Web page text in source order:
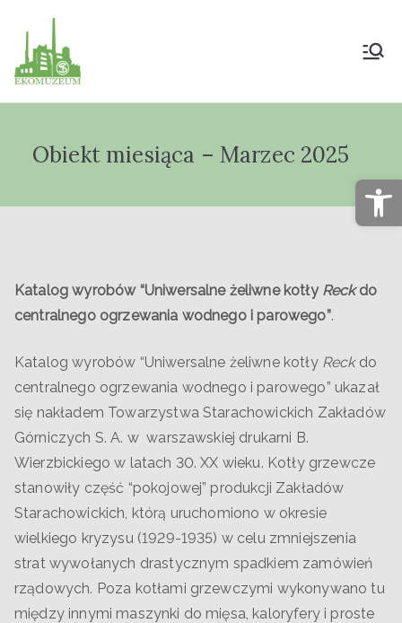
Muzeum Przyrody
"Ekomuzeum" im.
Jana Pazdura
Obiekt miesiąca – Marzec 2025
Katalog wyrobów “Uniwersalne żeliwne kotły Reckdo
centralnego ogrzewania wodnego i parowego”.
Katalog wyrobów “Uniwersalne żeliwne kotły Reckdo
centralnego ogrzewania wodnego i parowego” ukazał
się nakładem Towarzystwa Starachowickich Zakładów
Górniczych S. A. w warszawskiej drukarni B.
Wierzbickiego w latach 30. XX wieku. Kotły grzewcze
stanowiły część “pokojowej” produkcji Zakładów
Starachowickich, którą uruchomiono w okresie
wielkiego kryzysu (1929-1935) w celu zmniejszenia
strat wywołanych drastycznym spadkiem zamówień
rządowych. Poza kotłami grzewczymi wykonywano tu
między innymi maszynki do mięsa, kaloryfery i proste